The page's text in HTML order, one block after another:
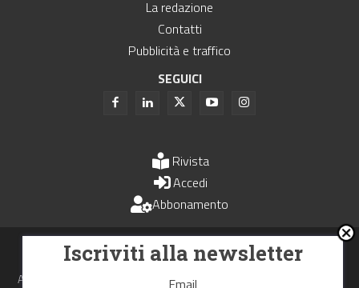
La redazione
Contatti
Pubblicità e traffico
SEGUICI
Rivista
Accedi
Abbonamento
Uomini e Trasporti è un periodico associato all'Unione Stampa
Periodica Italiana - USPI
Autorizzazione del Tribunale di Bologna N.4993 del 15 giugno 1982
Iscriviti alla newsletter
Email